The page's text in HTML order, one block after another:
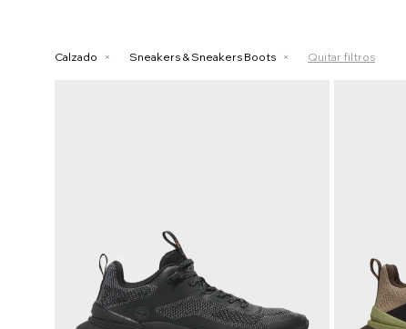
Calzado Sneakers & Sneakers Boots Quitar filtros